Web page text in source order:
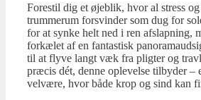
Forestil dig et øjeblik, hvor al stress
trummerum forsvinder som dug for
for at synke helt ned i ren afslapning,
forkælet af en fantastisk
til at flyve langt væk fra pligter og
præcis dét, denne oplevelse tilbyder –
velvære, hvor både krop og sind kan